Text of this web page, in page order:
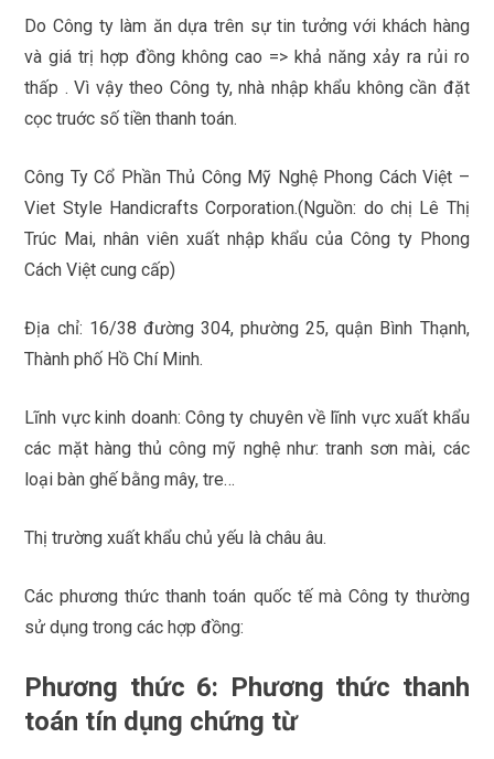
Do Công ty làm ăn dựa trên sự tin tưởng với khách hàng
và giá trị hợp đồng không cao => khả năng xảy ra rủi ro
thấp . Vì vậy theo Công ty, nhà nhập khẩu không cần đặt
cọc truớc số tiền thanh toán.
Công Ty Cổ Phần Thủ Công Mỹ Nghệ Phong Cách Việt –
Viet Style Handicrafts Corporation.(Nguồn: do chị Lê Thị
Trúc Mai, nhân viên xuất nhập khẩu của Công ty Phong
Cách Việt cung cấp)
Địa chỉ: 16/38 đường 304, phường 25, quận Bình Thạnh,
Thành phố Hồ Chí Minh.
Lĩnh vực kinh doanh: Công ty chuyên về lĩnh vực xuất khẩu
các mặt hàng thủ công mỹ nghệ như: tranh sơn mài, các
loại bàn ghế bằng mây, tre…
Thị trường xuất khẩu chủ yếu là châu âu.
Các phương thức thanh toán quốc tế mà Công ty thường
sử dụng trong các hợp đồng:
Phương thức 6: Phương thức thanh
toán tín dụng chứng từ